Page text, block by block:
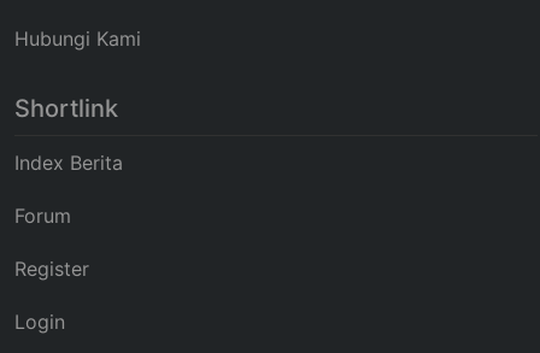
Hubungi Kami
Shortlink
Index Berita
Forum
Register
Login